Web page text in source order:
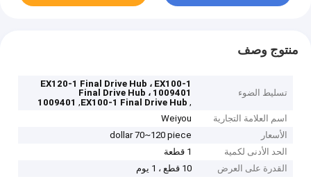
منتوج وصف
تسليط الضوء
EX120-1 Final Drive Hub ، EX100-1
Final Drive Hub ، 1009401
,
EX100-1 Final Drive Hub
,
1009401
اسم العلامة التجارية
Weiyou
الأسعار
dollar 70~120 piece
الحد الأدنى لكمية
1 قطعة
القدرة على العرض
10 قطع ، 1 يوم